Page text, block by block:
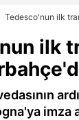
Tedesco'nun ilk
ilk
imza